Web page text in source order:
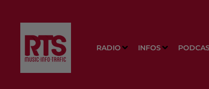
RADIO INFOS